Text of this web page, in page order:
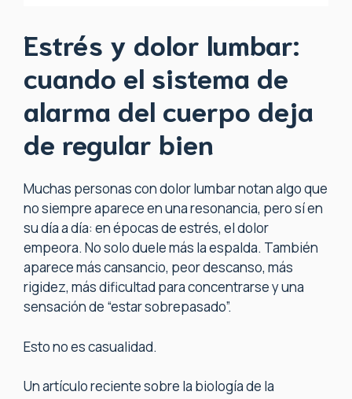
Estrés y dolor lumbar:
cuando el sistema de
alarma del cuerpo deja
de regular bien
Muchas personas con dolor lumbar notan algo que
no siempre aparece en una resonancia, pero sí en
su día a día: en épocas de estrés, el dolor
empeora. No solo duele más la espalda. También
aparece más cansancio, peor descanso, más
rigidez, más dificultad para concentrarse y una
sensación de “estar sobrepasado”.
Esto no es casualidad.
Un artículo reciente sobre la biología de la